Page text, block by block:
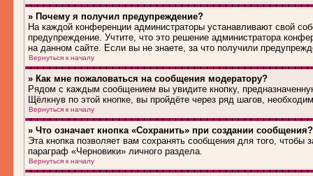
» Почему я получил предупреждение?
На каждой конференции администраторы устанавливают свой
предупреждение. Учтите, что это решение администратора
на данном сайте. Если вы не знаете, за что получили
Вернуться к началу
» Как мне пожаловаться на сообщения модератору?
Рядом с каждым сообщением вы увидите кнопку,
Щёлкнув по этой кнопке, вы пройдёте через ряд шагов,
Вернуться к началу
» Что означает кнопка «Сохранить» при создании сообщения?
Эта кнопка позволяет вам сохранять сообщения для того, чтобы
параграф «Черновики» личного раздела.
Вернуться к началу